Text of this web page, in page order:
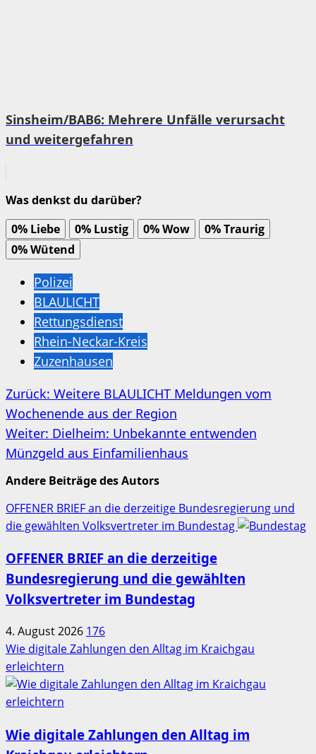
Sinsheim/BAB6: Mehrere Unfälle verursacht
und weitergefahren
Was denkst du darüber?
0% Liebe 0% Lustig 0%Wow 0%Traurig
0%Wütend
Polizei
BLAULICHT
Rettungsdienst
Rhein-Neckar-Kreis
Zuzenhausen
Beitragsnavigation
Zurück: Weitere BLAULICHT Meldungen vom
Wochenende aus der Region
Weiter: Dielheim: Unbekannte entwenden
Münzgeld aus Einfamilienhaus
Andere Beiträge des Autors
OFFENER BRIEF an die derzeitige Bundesregierung und
die gewählten Volksvertreter im Bundestag
OFFENER BRIEF an die derzeitige
Bundesregierung und die gewählten
Volksvertreter im Bundestag
4. August 2026 176
Wie digitale Zahlungen den Alltag im Kraichgau
erleichtern
Wie digitale Zahlungen den Alltag im